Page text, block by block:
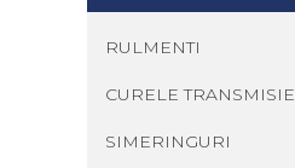
RULMENTI
CURELE TRANSMISIE
SIMERINGURI